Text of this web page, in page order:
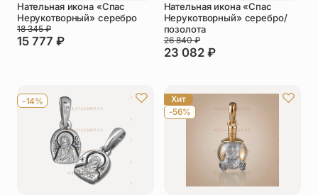
Нательная икона «Спас
Нерукотворный» серебро
15 777 ₽
18 345₽
Нательная икона «Спас
Нерукотворный» серебро/
позолота
23 082 ₽
26 840₽
-14%
Хит
-56%